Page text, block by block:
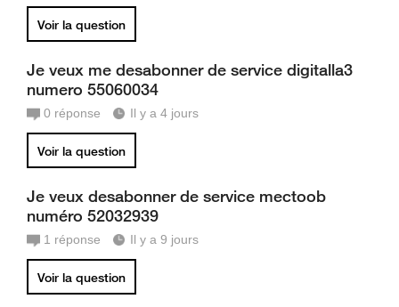
Voir la question
Je veux me desabonner de service digitalla3
numero 55060034
0 réponse Il y a 4 jours
Voir la question
Je veux desabonner de service mectoob
numéro 52032939
1 réponse Il y a 9 jours
Voir la question